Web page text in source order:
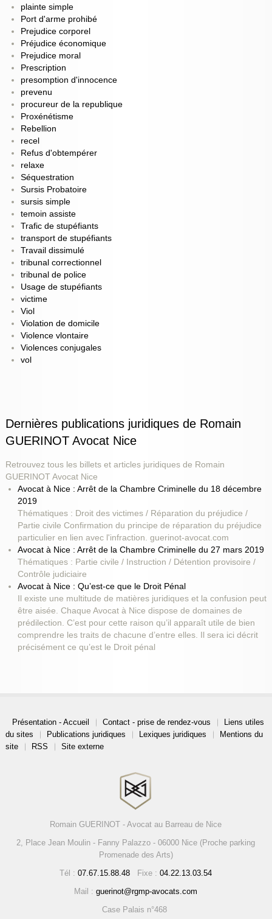
plainte simple
Port d'arme prohibé
Prejudice corporel
Préjudice économique
Prejudice moral
Prescription
presomption d'innocence
prevenu
procureur de la republique
Proxénétisme
Rebellion
recel
Refus d'obtempérer
relaxe
Séquestration
Sursis Probatoire
sursis simple
temoin assiste
Trafic de stupéfiants
transport de stupéfiants
Travail dissimulé
tribunal correctionnel
tribunal de police
Usage de stupéfiants
victime
Viol
Violation de domicile
Violence vlontaire
Violences conjugales
vol
Dernières publications juridiques de Romain
GUERINOT Avocat Nice
Retrouvez tous les billets et articles juridiques de Romain
GUERINOT Avocat Nice
Avocat à Nice : Arrêt de la Chambre Criminelle du 18 décembre
2019
Thématiques : Droit des victimes / Réparation du préjudice /
Partie civile Confirmation du principe de réparation du préjudice
particulier en lien avec l'infraction. guerinot-avocat.com
Avocat à Nice : Arrêt de la Chambre Criminelle du 27 mars 2019
Thématiques : Partie civile / Instruction / Détention provisoire /
Contrôle judiciaire
Avocat à Nice : Qu’est-ce que le Droit Pénal
Il existe une multitude de matières juridiques et la confusion peut
être aisée. Chaque Avocat à Nice dispose de domaines de
prédilection. C’est pour cette raison qu’il apparaît utile de bien
comprendre les traits de chacune d’entre elles. Il sera ici décrit
précisément ce qu’est le Droit pénal
Présentation - Accueil Contact - prise de rendez-vous
Liens utiles
du sites
Publications juridiques Lexiques juridiques
Mentions du
site
RSS Site externe
Romain GUERINOT - Avocat au Barreau de Nice
2, Place Jean Moulin - Fanny Palazzo - 06000 Nice (Proche parking
Promenade des Arts)
Tél :07.67.15.88.48 Fixe :04.22.13.03.54
Mail :guerinot@rgmp-avocats.com
Case Palais n°468